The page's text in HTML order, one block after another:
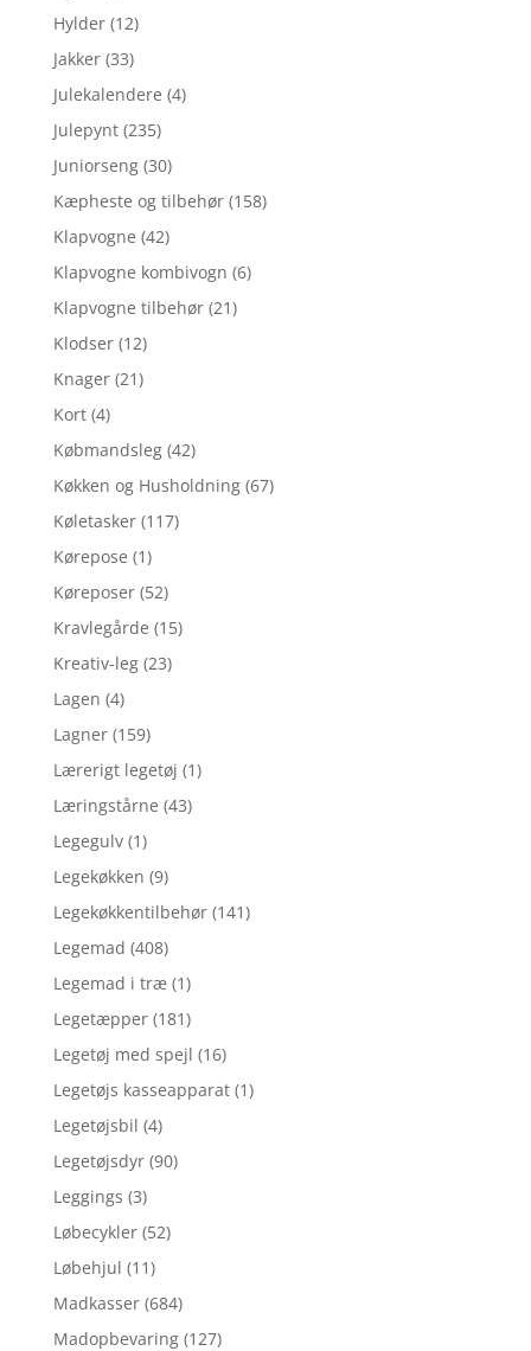
Hylder (12)
Jakker (33)
Julekalendere (4)
Julepynt (235)
Juniorseng (30)
Kæpheste og tilbehør (158)
Klapvogne (42)
Klapvogne kombivogn (6)
Klapvogne tilbehør (21)
Klodser (12)
Knager (21)
Kort (4)
Købmandsleg (42)
Køkken og Husholdning (67)
Køletasker (117)
Kørepose (1)
Køreposer (52)
Kravlegårde (15)
Kreativ-leg (23)
Lagen (4)
Lagner (159)
Lærerigt legetøj (1)
Læringstårne (43)
Legegulv (1)
Legekøkken (9)
Legekøkkentilbehør (141)
Legemad (408)
Legemad i træ (1)
Legetæpper (181)
Legetøj med spejl (16)
Legetøjs kasseapparat (1)
Legetøjsbil (4)
Legetøjsdyr (90)
Leggings (3)
Løbecykler (52)
Løbehjul (11)
Madkasser (684)
Madopbevaring (127)